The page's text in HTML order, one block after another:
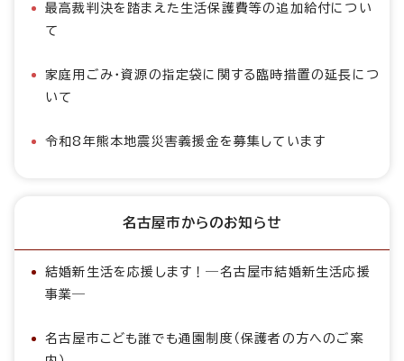
最高裁判決を踏まえた生活保護費等の追加給付につい
て
家庭用ごみ・資源の指定袋に関する臨時措置の延長につ
いて
令和8年熊本地震災害義援金を募集しています
名古屋市からのお知らせ
結婚新生活を応援します！―名古屋市結婚新生活応援
事業―
名古屋市こども誰でも通園制度（保護者の方へのご案